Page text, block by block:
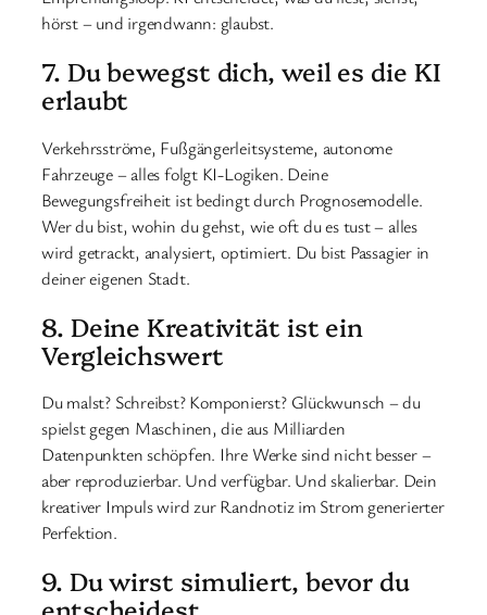
hörst – und irgendwann: glaubst.
7. Du bewegst dich, weil es die KI
erlaubt
Verkehrsströme, Fußgängerleitsysteme, autonome
Fahrzeuge – alles folgt KI-Logiken. Deine
Bewegungsfreiheit ist bedingt durch Prognosemodelle.
Wer du bist, wohin du gehst, wie oft du es tust – alles
wird getrackt, analysiert, optimiert. Du bist Passagier in
deiner eigenen Stadt.
8. Deine Kreativität ist ein
Vergleichswert
Du malst? Schreibst? Komponierst? Glückwunsch – du
spielst gegen Maschinen, die aus Milliarden
Datenpunkten schöpfen. Ihre Werke sind nicht besser –
aber reproduzierbar. Und verfügbar. Und skalierbar. Dein
kreativer Impuls wird zur Randnotiz im Strom generierter
Perfektion.
9. Du wirst simuliert, bevor du